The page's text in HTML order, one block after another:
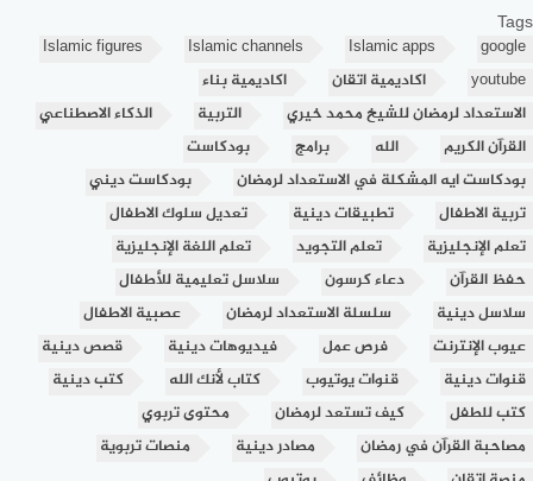
Tags
google
Islamic apps
Islamic channels
Islamic figures
youtube
اكاديمية اتقان
اكاديمية بناء
الاستعداد لرمضان للشيخ محمد خيري
التربية
الذكاء الاصطناعي
القرآن الكريم
الله برامج
بودكاست
بودكاست ايه المشكلة في الاستعداد لرمضان
بودكاست ديني
تربية الاطفال
تطبيقات دينية
تعديل سلوك الاطفال
تعلم الإنجليزية
تعلم التجويد
تعلم اللغة الإنجليزية
حفظ القرآن
دعاء كرسون
سلاسل تعليمية للأطفال
سلاسل دينية
سلسلة الاستعداد لرمضان
عصبية الاطفال
عيوب الإنترنت
فرص عمل فيديوهات دينية
قصص دينية
قنوات دينية
قنوات يوتيوب كتاب لأنك الله
كتب دينية
كتب للطفل
كيف تستعد لرمضان
محتوى تربوي
مصاحبة القرآن في رمضان
مصادر دينية
منصات تربوية